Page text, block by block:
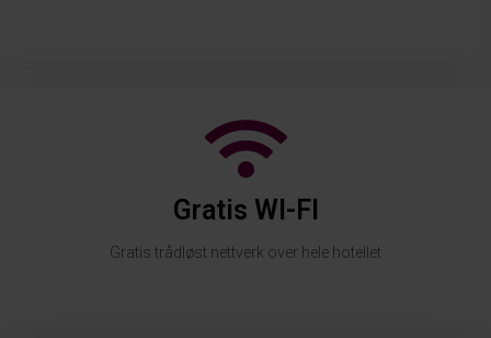
Gratis WI-FI
Gratis trådløst nettverk over hele hotellet